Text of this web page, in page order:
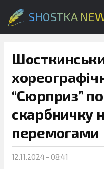
SHOSTKA
“Сюрприз”
скарбничку
перемогами
12.11.2024 - 08:41